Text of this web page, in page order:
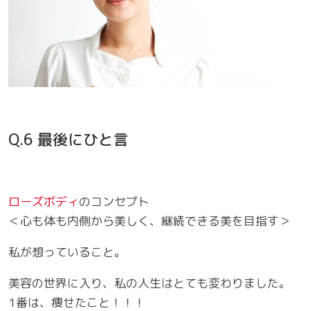
Q.6 最後にひと言
ローズボディのコンセプト
＜心も体も内側から美しく、継続できる美を目指す＞
私が想っていること。
美容の世界に入り、私の人生はとても変わりました。
1番は、痩せたこと！！！